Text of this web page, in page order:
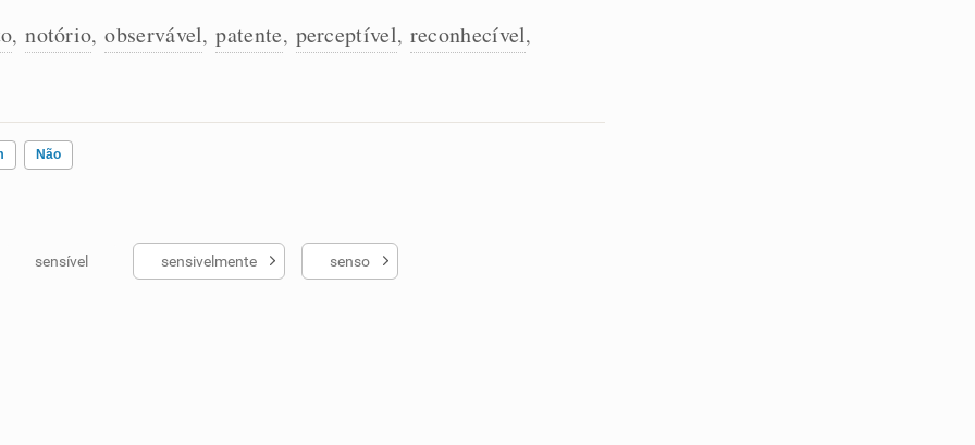
, notório, observável, patente, perceptível, reconhecível,
Não
me ajudou
sensível sensivelmente senso